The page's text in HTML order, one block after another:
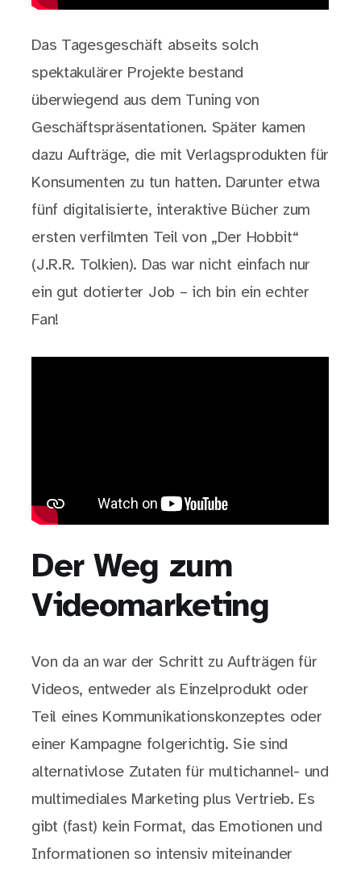
Das Tagesgeschäft abseits solch
spektakulärer Projekte bestand
überwiegend aus dem Tuning von
Geschäftspräsentationen. Später kamen
dazu Aufträge, die mit Verlagsprodukten für
Konsumenten zu tun hatten. Darunter etwa
fünf digitalisierte, interaktive Bücher zum
ersten verfilmten Teil von „Der Hobbit“
(J.R.R. Tolkien). Das war nicht einfach nur
ein gut dotierter Job – ich bin ein echter
Fan!
Der Weg zum
Videomarketing
Von da an war der Schritt zu Aufträgen für
Videos, entweder als Einzelprodukt oder
Teil eines Kommunikationskonzeptes oder
einer Kampagne folgerichtig. Sie sind
alternativlose Zutaten für multichannel- und
multimediales Marketing plus Vertrieb. Es
gibt (fast) kein Format, das Emotionen und
Informationen so intensiv miteinander